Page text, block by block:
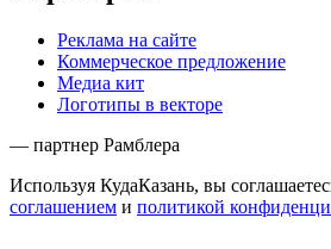
Реклама на сайте
Коммерческое предложение
Медиа кит
Логотипы в векторе
— партнер Рамблера
Используя КудаКазань, вы
соглашением и политикой